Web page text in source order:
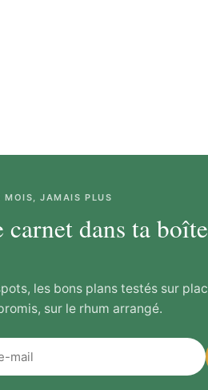
MOIS, JAMAIS PLUS
carnet dans ta
les bons plans testés sur
sur le rhum arrangé.